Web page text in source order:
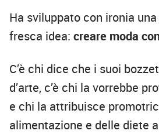
Ha sviluppato con ironia
fresca idea: creare moda
C’è chi dice che i suoi
d’arte, c’è chi la vorrebbe
e chi la attribuisce
alimentazione e delle diete